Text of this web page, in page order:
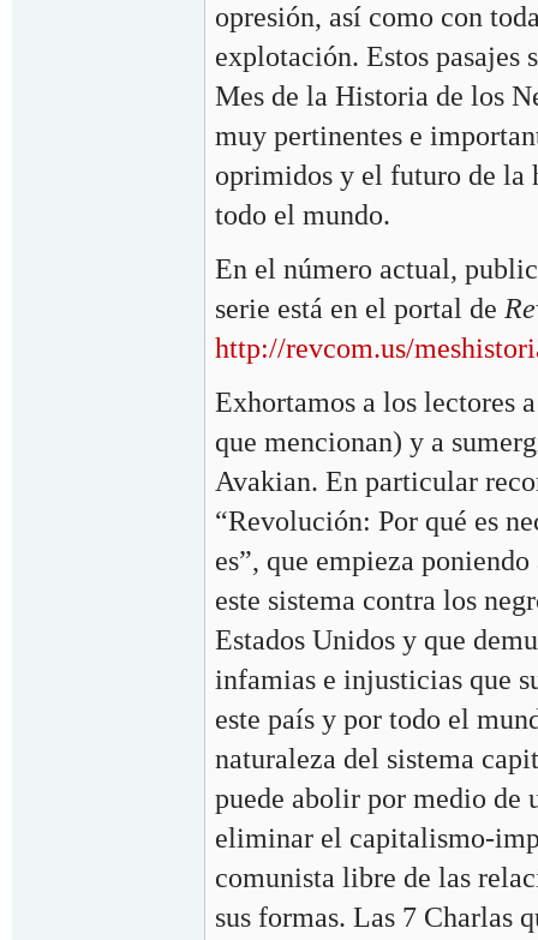
opresión, así como con
explotación. Estos
Mes de la Historia de los
muy pertinentes e
oprimidos y el futuro de la
todo el mundo.
En el número actual,
serie está en el portal de
http://revcom.us/
Exhortamos a los lectores
que mencionan) y a
Avakian. En particular
“Revolución: Por qué es
es”, que empieza
este sistema contra los
Estados Unidos y que
infamias e injusticias que
este país y por todo el
naturaleza del sistema
puede abolir por medio de
eliminar el capitalismo-
comunista libre de las
sus formas. Las 7 Charlas